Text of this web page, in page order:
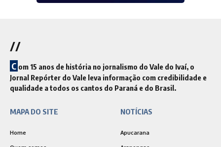
//
C om 15 anos de história no jornalismo do Vale do Ivaí, o
Jornal Repórter do Vale leva informação com credibilidade e
qualidade a todos os cantos do Paraná e do Brasil.
MAPA DO SITE
Home
NOTÍCIAS
Apucarana